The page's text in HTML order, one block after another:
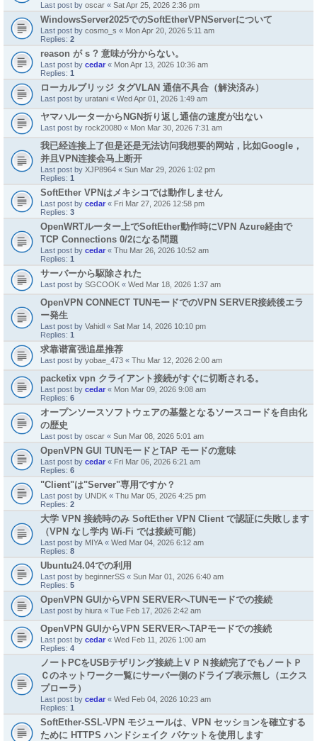
Last post by oscar « Sat Apr 25, 2026 2:36 pm
WindowsServer2025でのSoftEtherVPNServerについて
Last post by cosmo_s « Mon Apr 20, 2026 5:11 am
Replies: 2
reason が s ? 意味が分からない。
Last post by cedar « Mon Apr 13, 2026 10:36 am
Replies: 1
ローカルブリッジ タグVLAN 通信不具合（解決済み）
Last post by uratani « Wed Apr 01, 2026 1:49 am
ヤマハルーターからNGN折り返し通信の速度が出ない
Last post by rock20080 « Mon Mar 30, 2026 7:31 am
我已经连接上了但是还是无法访问我想要的网站，比如Google，
并且VPN连接会马上断开
Last post by XJP8964 « Sun Mar 29, 2026 1:02 pm
Replies: 1
SoftEther VPNはメキシコでは動作しません
Last post by cedar « Fri Mar 27, 2026 12:58 pm
Replies: 3
OpenWRTルーター上でSoftEther動作時にVPN Azure経由で
TCP Connections 0/2になる問題
Last post by cedar « Thu Mar 26, 2026 10:52 am
Replies: 1
サーバーから駆除された
Last post by SGCOOK « Wed Mar 18, 2026 1:37 am
OpenVPN CONNECT TUNモードでのVPN SERVER接続後エラ
ー発生
Last post by Vahidl « Sat Mar 14, 2026 10:10 pm
Replies: 1
求靠谱富强追星推荐
Last post by yobae_473 « Thu Mar 12, 2026 2:00 am
packetix vpn クライアント接続がすぐに切断される。
Last post by cedar « Mon Mar 09, 2026 9:08 am
Replies: 6
オープンソースソフトウェアの基盤となるソースコードを自由化
の歴史
Last post by oscar « Sun Mar 08, 2026 5:01 am
OpenVPN GUI TUNモードとTAP モードの意味
Last post by cedar « Fri Mar 06, 2026 6:21 am
Replies: 6
"Client"は"Server"専用ですか？
Last post by UNDK « Thu Mar 05, 2026 4:25 pm
Replies: 2
大学 VPN 接続時のみ SoftEther VPN Client で認証に失敗します
（VPN なし学内 Wi-Fi では接続可能）
Last post by MIYA « Wed Mar 04, 2026 6:12 am
Replies: 8
Ubuntu24.04での利用
Last post by beginnerSS « Sun Mar 01, 2026 6:40 am
Replies: 5
OpenVPN GUIからVPN SERVERへTUNモードでの接続
Last post by hiura « Tue Feb 17, 2026 2:42 am
OpenVPN GUIからVPN SERVERへTAPモードでの接続
Last post by cedar « Wed Feb 11, 2026 1:00 am
Replies: 4
ノートPCをUSBテザリング接続上ＶＰＮ接続完了でもノートＰ
Ｃのネットワーク一覧にサーバー側のドライブ表示無し（エクス
プローラ）
Last post by cedar « Wed Feb 04, 2026 10:23 am
Replies: 1
SoftEther-SSL-VPN モジュールは、VPN セッションを確立する
ために HTTPS ハンドシェイク パケットを使用します